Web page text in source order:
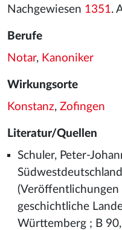
Nachgewiesen 1351.
Berufe
Notar, Kanoniker
Wirkungsorte
Konstanz, Zofingen
Literatur/Quellen
Schuler, Peter-
geschichtliche
Württemberg ; B